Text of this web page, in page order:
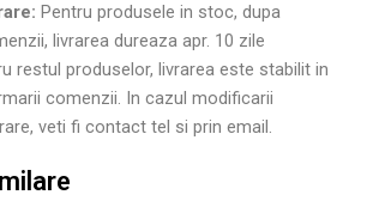
Pentru produsele in stoc, dupa
livrarea dureaza apr. 10 zile
restul produselor, livrarea este stabilit in
comenzii. In cazul modificarii
veti fi contact tel si prin email.